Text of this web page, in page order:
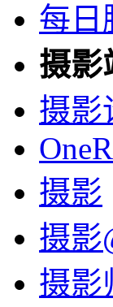
每日
摄影
摄影
摄影
摄影
摄影